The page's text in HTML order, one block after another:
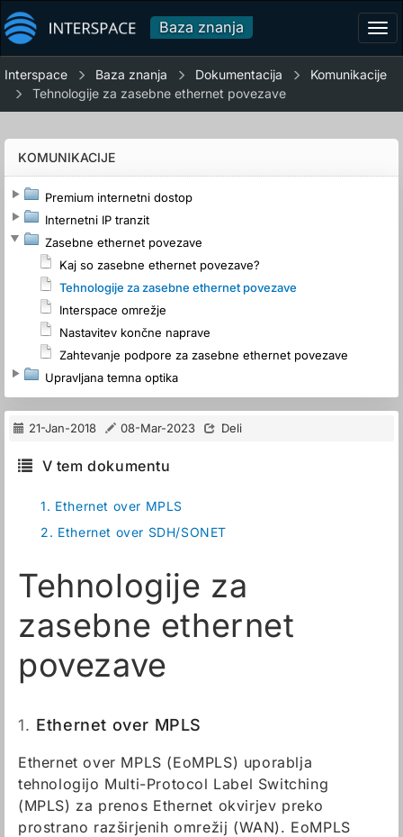
Baza znanja
Interspace Baza znanja Dokumentacija
Komunikacije
Tehnologije za zasebne ethernet povezave
KOMUNIKACIJE
Premium internetni dostop
Internetni IP tranzit
Zasebne ethernet povezave
Kaj so zasebne ethernet povezave?
Tehnologije za zasebne ethernet povezave
Interspace omrežje
Nastavitev končne naprave
Zahtevanje podpore za zasebne ethernet povezave
Upravljana temna optika
21-Jan-2018 08-Mar-2023 Deli
V tem dokumentu
1. Ethernet over MPLS
2. Ethernet over SDH/SONET
Tehnologije za
zasebne ethernet
povezave
1. Ethernet over MPLS
Ethernet over MPLS (EoMPLS) uporablja
tehnologijo Multi-Protocol Label Switching
(MPLS) za prenos Ethernet okvirjev preko
prostrano razširjenih omrežij (WAN). EoMPLS